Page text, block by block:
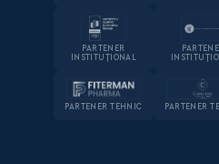
PARTENER
INSTITUȚIONAL
PARTENER TEHNIC PARTENER